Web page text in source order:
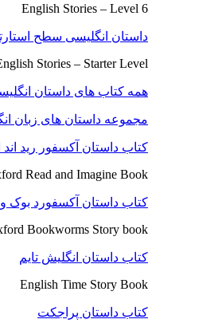
English Stories – Level 6
داستان انگلیسی سطح
Stories – Starter Level
همه کتاب های داستان
مجموعه داستان های زبان
کتاب داستان آکسفور رید اند
Read and Imagine Book
کتاب داستان آکسفورد بوک
Bookworms Story book
کتاب داستان انگلیش تایم
English Time Story Book
کتاب داستان پراجکت